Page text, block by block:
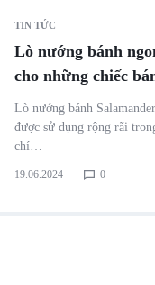
TIN TỨC
Lò nướng bánh
cho những chiếc
Lò nướng bánh
được sử dụng rộng rãi
chí…
19.06.2024 0